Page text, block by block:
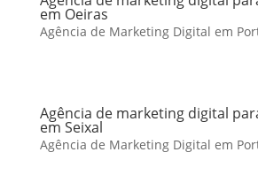
em Oeiras
Agência de Marketing Digital em
Agência de marketing digital
em Seixal
Agência de Marketing Digital em